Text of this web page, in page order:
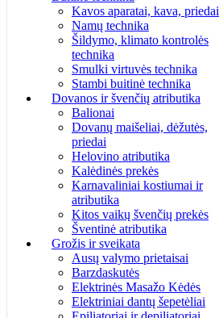
Kavos aparatai, kava, priedai
Namų technika
Šildymo, klimato kontrolės
technika
Smulki virtuvės technika
Stambi buitinė technika
Dovanos ir švenčių atributika
Balionai
Dovanų maišeliai, dėžutės,
priedai
Helovino atributika
Kalėdinės prekės
Karnavaliniai kostiumai ir
atributika
Kitos vaikų švenčių prekės
Šventinė atributika
Grožis ir sveikata
Ausų valymo prietaisai
Barzdaskutės
Elektrinės Masažo Kėdės
Elektriniai dantų šepetėliai